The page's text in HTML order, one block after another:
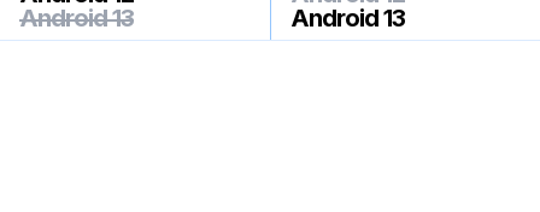
Android 13
Android 13